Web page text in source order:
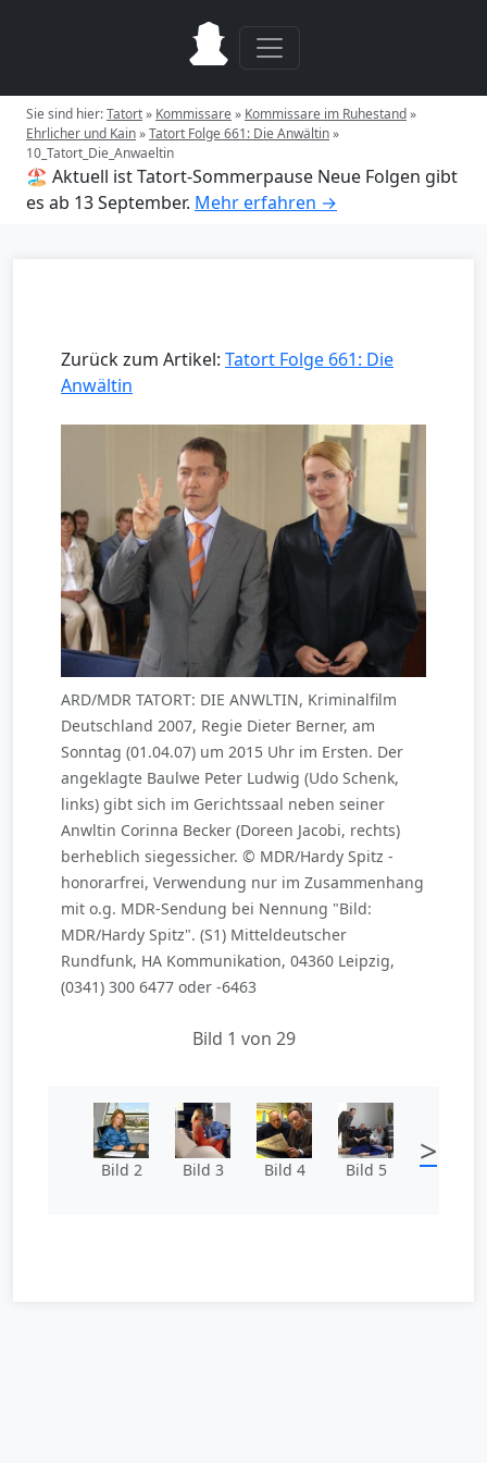
Sie sind hier:Tatort» Kommissare» Kommissare im Ruhestand»
Ehrlicher und Kain»Tatort Folge 661: Die Anwältin»
10_Tatort_Die_Anwaeltin
🏖️ Aktuell ist Tatort-Sommerpause Neue Folgen gibt
es ab 13 September. Mehr erfahren →
Zurück zum Artikel: Tatort Folge 661: Die
Anwältin
ARD/MDR TATORT: DIE ANWLTIN, Kriminalfilm
Deutschland 2007, Regie Dieter Berner, am
Sonntag (01.04.07) um 2015 Uhr im Ersten. Der
angeklagte Baulwe Peter Ludwig (Udo Schenk,
links) gibt sich im Gerichtssaal neben seiner
Anwltin Corinna Becker (Doreen Jacobi, rechts)
berheblich siegessicher. © MDR/Hardy Spitz -
honorarfrei, Verwendung nur im Zusammenhang
mit o.g. MDR-Sendung bei Nennung "Bild:
MDR/Hardy Spitz". (S1) Mitteldeutscher
Rundfunk, HA Kommunikation, 04360 Leipzig,
(0341) 300 6477 oder -6463
Bild 1 von 29
Bild 2 Bild 3 Bild 4 Bild 5 >